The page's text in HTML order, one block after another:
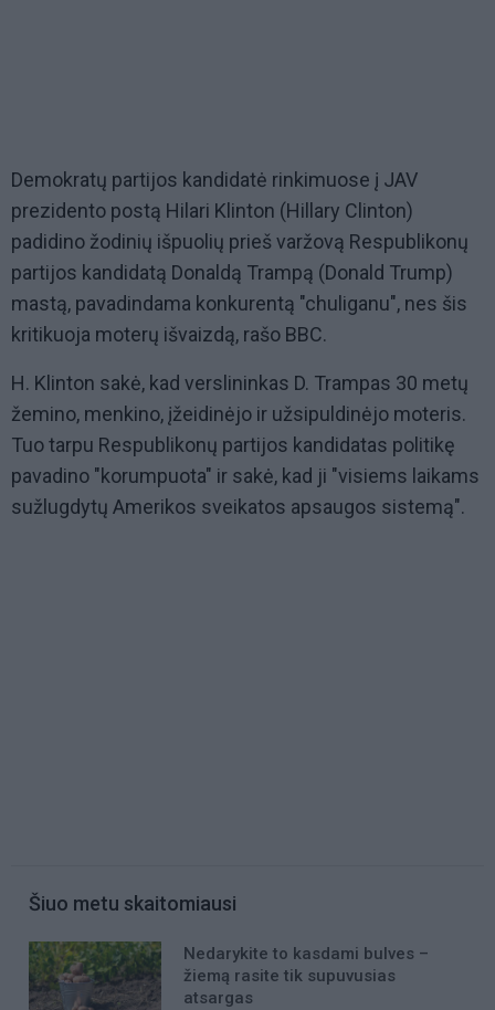
Demokratų partijos kandidatė rinkimuose į JAV
prezidento postą Hilari Klinton (Hillary Clinton)
padidino žodinių išpuolių prieš varžovą Respublikonų
partijos kandidatą Donaldą Trampą (Donald Trump)
mastą, pavadindama konkurentą "chuliganu", nes šis
kritikuoja moterų išvaizdą, rašo BBC.
H. Klinton sakė, kad verslininkas D. Trampas 30 metų
žemino, menkino, įžeidinėjo ir užsipuldinėjo moteris.
Tuo tarpu Respublikonų partijos kandidatas politikę
pavadino "korumpuota" ir sakė, kad ji "visiems laikams
sužlugdytų Amerikos sveikatos apsaugos sistemą".
Šiuo metu skaitomiausi
Nedarykite to kasdami bulves –
žiemą rasite tik supuvusias
atsargas